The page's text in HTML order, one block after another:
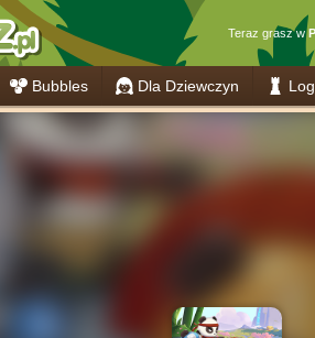
Teraz grasz w
Bubbles Dla Dziewczyn